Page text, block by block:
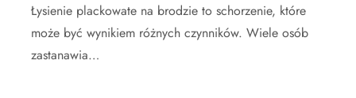
Łysienie plackowate na brodzie to schorzenie, które
może być wynikiem różnych czynników. Wiele osób
zastanawia…